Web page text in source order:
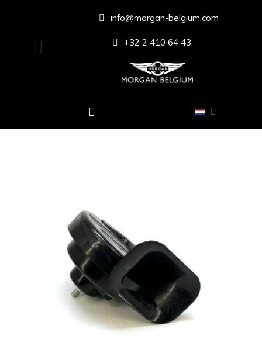
info@morgan-belgium.com
+32 2 410 64 43